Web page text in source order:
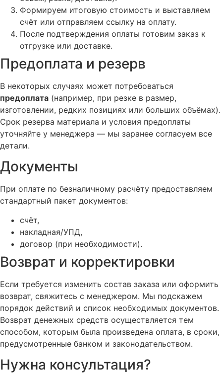
Формируем итоговую стоимость и выставляем
счёт или отправляем ссылку на оплату.
После подтверждения оплаты готовим заказ к
отгрузке или доставке.
Предоплата и резерв
В некоторых случаях может потребоваться
предоплата (например, при резке в размер,
изготовлении, редких позициях или больших объёмах).
Срок резерва материала и условия предоплаты
уточняйте у менеджера — мы заранее согласуем все
детали.
Документы
При оплате по безналичному расчёту предоставляем
стандартный пакет документов:
счёт,
накладная/УПД,
договор (при необходимости).
Возврат и корректировки
Если требуется изменить состав заказа или оформить
возврат, свяжитесь с менеджером. Мы подскажем
порядок действий и список необходимых документов.
Возврат денежных средств осуществляется тем
способом, которым была произведена оплата, в сроки,
предусмотренные банком и законодательством.
Нужна консультация?